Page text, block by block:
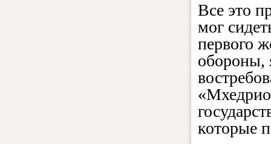
Все это
мог
первого
обороны,
которые